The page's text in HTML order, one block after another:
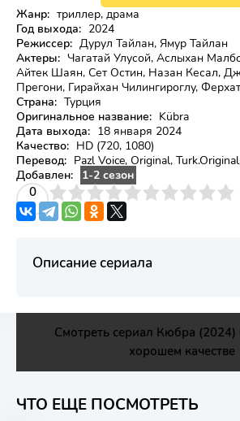
Жанр: триллер, драма
Год выхода: 2024
Режиссер: Дурул Тайлан, Ямур Тайлан
Актеры: Чагатай Улусой, Аслыхан
Айтек Шаян, Сет Остин, Назан Кесал,
Прегони, Гирайхан Чилингироглу,
Страна: Турция
Оригинальное название: Kübra
Дата выхода: 18 января 2024
Качество: HD (720, 1080)
Перевод: Pazl Voice, Original,
Добавлен:
1-2 сезон
0
4 5 6 7 8 9 10
Описание сериала
Смотреть сериал Кюбра (2024)
хорошем качестве
ЧТО ЕЩЕ ПОСМОТРЕТЬ